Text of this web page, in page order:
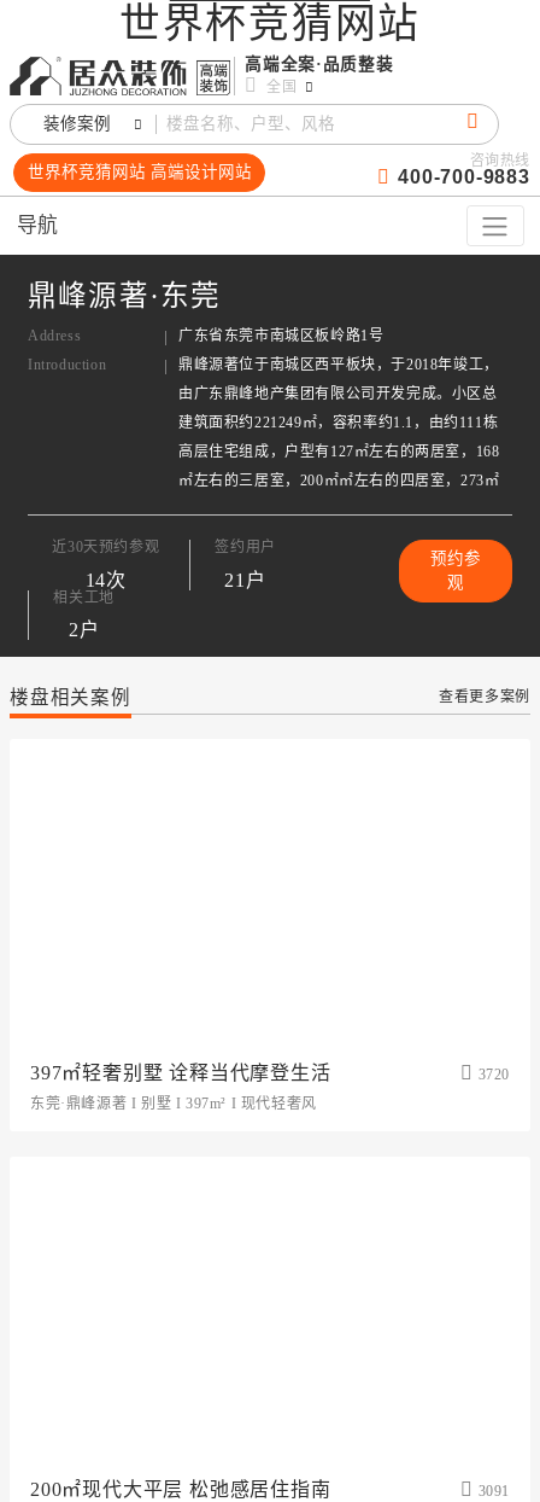
世界杯竞猜网站
高端全案·品质整装
全国
装修案例
世界杯竞猜网站 高端设计网站
咨询热线
400-700-9883
导航
鼎峰源著·东莞
Address
广东省东莞市南城区板岭路1号
Introduction
鼎峰源著位于南城区西平板块，于2018年竣工，
由广东鼎峰地产集团有限公司开发完成。小区总
建筑面积约221249㎡，容积率约1.1，由约111栋
高层住宅组成，户型有127㎡左右的两居室，168
㎡左右的三居室，200㎡㎡左右的四居室，273㎡
近30天预约参观
14次
签约用户
21户
相关工地
2户
预约参
观
楼盘相关案例 查看更多案例
397㎡轻奢别墅 诠释当代摩登生活
3720
东莞·鼎峰源著 I 别墅 I 397m² I 现代轻奢风
200㎡现代大平层 松弛感居住指南
3091